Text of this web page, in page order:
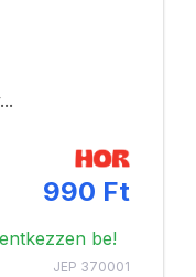
990 Ft
be!
JEP 370001